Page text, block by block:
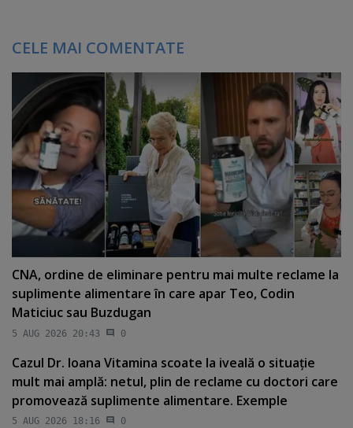
CELE MAI COMENTATE
CNA, ordine de eliminare pentru mai multe reclame la
suplimente alimentare în care apar Teo, Codin
Maticiuc sau Buzdugan
5 AUG 2026 20:43 0
Cazul Dr. Ioana Vitamina scoate la iveală o situaţie
mult mai amplă: netul, plin de reclame cu doctori care
promovează suplimente alimentare. Exemple
5 AUG 2026 18:16 0